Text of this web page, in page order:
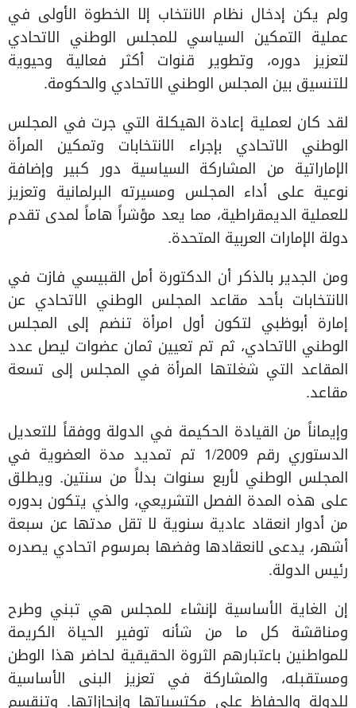
ولم يكن إدخال نظام الانتخاب إلا الخطوة الأولى في
عملية التمكين السياسي للمجلس الوطني الاتحادي
لتعزيز دوره، وتطوير قنوات أكثر فعالية وحيوية
للتنسيق بين المجلس الوطني الاتحادي والحكومة.
لقد كان لعملية إعادة الهيكلة التي جرت في المجلس
الوطني الاتحادي بإجراء الانتخابات وتمكين المرأة
الإماراتية من المشاركة السياسية دور كبير وإضافة
نوعية على أداء المجلس ومسيرته البرلمانية وتعزيز
للعملية الديمقراطية، مما يعد مؤشراً هاماً لمدى تقدم
دولة الإمارات العربية المتحدة.
ومن الجدير بالذكر أن الدكتورة أمل القبيسي فازت في
الانتخابات بأحد مقاعد المجلس الوطني الاتحادي عن
إمارة أبوظبي لتكون أول امرأة تنضم إلى المجلس
الوطني الاتحادي، ثم تم تعيين ثمان عضوات ليصل عدد
المقاعد التي شغلتها المرأة في المجلس إلى تسعة
مقاعد.
وإيماناً من القيادة الحكيمة في الدولة ووفقاً للتعديل
الدستوري رقم 1/2009 تم تمديد مدة العضوية في
المجلس الوطني لأربع سنوات بدلاً من سنتين. ويطلق
على هذه المدة الفصل التشريعي، والذي يتكون بدوره
من أدوار انعقاد عادية سنوية لا تقل مدتها عن سبعة
أشهر، يدعى لانعقادها وفضها بمرسوم اتحادي يصدره
رئيس الدولة.
إن الغاية الأساسية لإنشاء للمجلس هي تبني وطرح
ومناقشة كل ما من شأنه توفير الحياة الكريمة
للمواطنين باعتبارهم الثروة الحقيقية لحاضر هذا الوطن
ومستقبله، والمشاركة في تعزيز البنى الأساسية
للدولة والحفاظ على مكتسباتها وإنجازاتها. وتنقسم